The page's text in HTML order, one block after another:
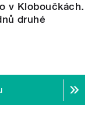
v Kloboučkách.
druhé